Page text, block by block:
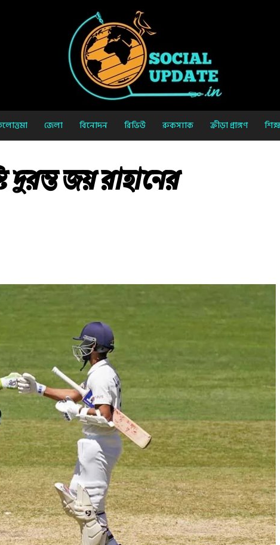
জেলা বিনোদন রিভিউ রুকস্যাক ক্রীড়া প্রাঙ্গণ
দুরন্ত জয় রাহানের